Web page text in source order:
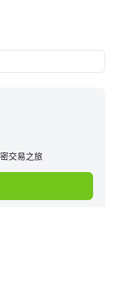
交易之旅